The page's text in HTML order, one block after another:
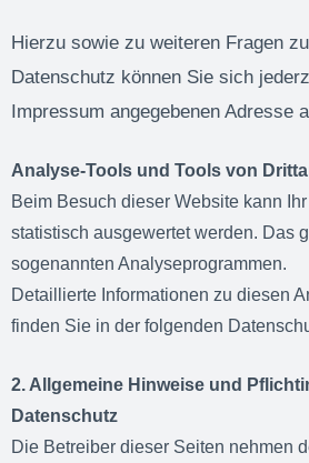
Hierzu sowie zu weiteren Fragen
Datenschutz können Sie sich
Impressum angegebenen Adresse
Analyse-Tools und Tools von
Beim Besuch dieser Website kann
statistisch ausgewertet werden. Das
sogenannten Analyseprogrammen.
Detaillierte Informationen zu diesen
finden Sie in der folgenden
2. Allgemeine Hinweise und
Datenschutz
Die Betreiber dieser Seiten nehmen